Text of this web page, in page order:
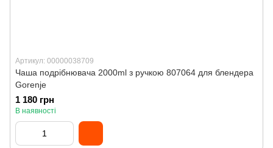
Артикул: 00000038709
Чаша подрібнювача 2000ml з ручкою 807064 для блендера
Gorenje
1 180 грн
В наявності